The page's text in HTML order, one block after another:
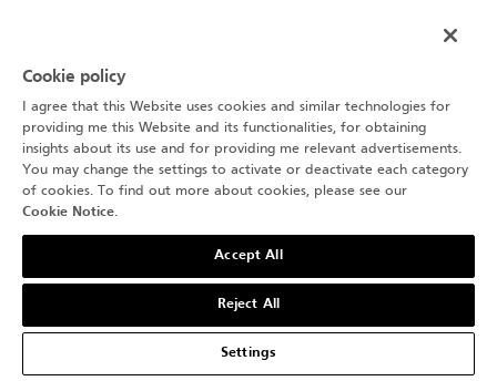
“调整时间不需旋松密封表冠，以及，拔动表冠指 针当
即停止走时，这两个看似不起眼的功能都非常 实用，
在需要给多块腕表快速校时时尤为突出。应 当指出的
是，显然，即使表冠没有密封，这款腕表 的防水性能
也不会因此受到影响。”
实际上，历代宝珀五十噚腕表都具备该检测报告中 提
到的这两种功能，其历史可以追溯到费希特创造 的首
款五十噚腕表。这两个功能起初是为了“调校 时间”而
设计的：把表冠拔至调节时间的位置时腕 表就停止走
Cookie policy
I agree that this Website uses cookies and similar technologies for
providing me this Website and its functionalities, for obtaining
insights about its use and for providing me relevant advertisements.
You may change the settings to activate or deactivate each category
of cookies. To find out more about cookies, please see our
Cookie Notice.
Accept All
Reject All
Settings